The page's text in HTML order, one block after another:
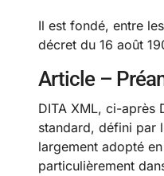
Il est fondé, entre
décret du 16 août
Article –
DITA XML, ci-après
standard, défini par
largement adopté
particulièrement